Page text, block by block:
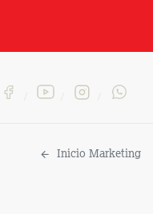
Inicio Marketing